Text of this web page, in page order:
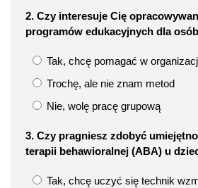
2. Czy interesuje Cię
programów edukacyjnych dla
Tak, chcę pomagać w
Trochę, ale nie znam metod
Nie, wolę pracę grupową
3. Czy pragniesz zdobyć
terapii behawioralnej (ABA) u
Tak, chcę uczyć się technik